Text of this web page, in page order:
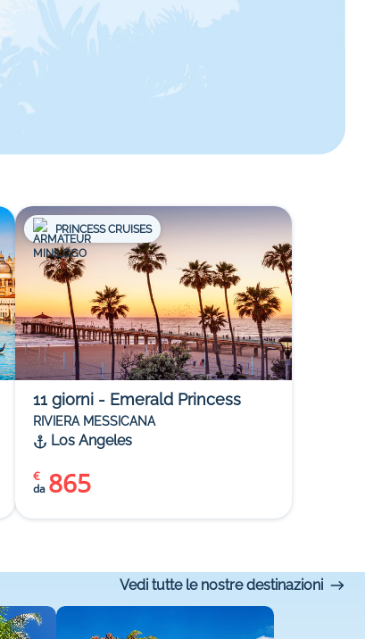
PRINCESS CRUISES
11 giorni - Emerald Princess
RIVIERA MESSICANA
Los Angeles
da 865
€
Vedi tutte le nostre destinazioni